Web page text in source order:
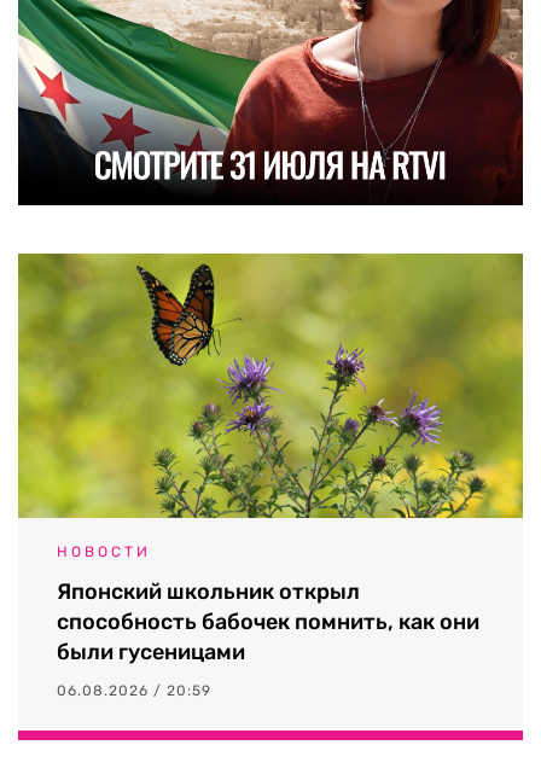
НОВОСТИ
Японский школьник открыл
способность бабочек помнить, как они
были гусеницами
06.08.2026 / 20:59